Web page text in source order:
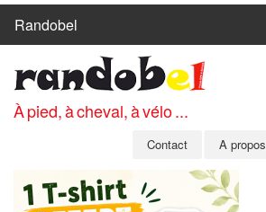
Randobel
CIRCUITS
CLUBS
MEMBRES
À pied, à cheval, à vélo ...
Contact A propos